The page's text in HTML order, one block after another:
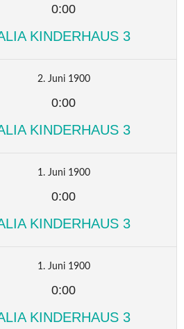
0:00
KINDERHAUS 3
2. Juni 1900
0:00
KINDERHAUS 3
1. Juni 1900
0:00
KINDERHAUS 3
1. Juni 1900
0:00
KINDERHAUS 3